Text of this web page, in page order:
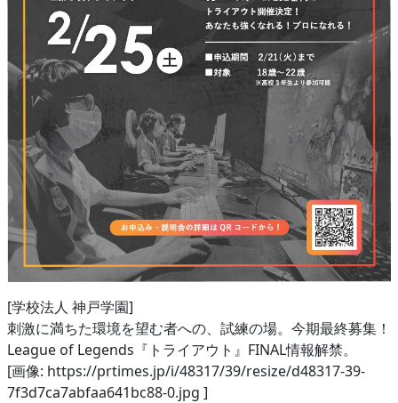
[学校法人 神戸学園]
刺激に満ちた環境を望む者への、試練の場。今期最終募集！
League of Legends『トライアウト』FINAL情報解禁。
[画像: https://prtimes.jp/i/48317/39/resize/d48317-39-
7f3d7ca7abfaa641bc88-0.jpg ]